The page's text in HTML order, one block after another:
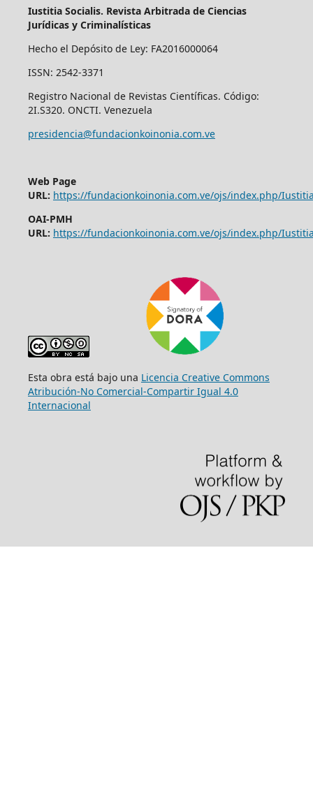
Iustitia Socialis. Revista Arbitrada de Ciencias
Jurídicas y Criminalísticas
Hecho el Depósito de Ley: FA2016000064
ISSN: 2542-3371
Registro Nacional de Revistas Científicas. Código:
2I.S320. ONCTI. Venezuela
presidencia@fundacionkoinonia.com.ve
Web Page
URL: https://fundacionkoinonia.com.ve/ojs/index.php/
OAI-PMH
URL: https://fundacionkoinonia.com.ve/ojs/index.php/
Esta obra está bajo una Licencia Creative Commons
Atribución-No Comercial-Compartir Igual 4.0
Internacional